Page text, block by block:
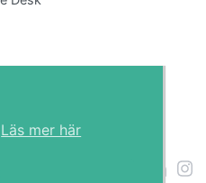
Läs mer här